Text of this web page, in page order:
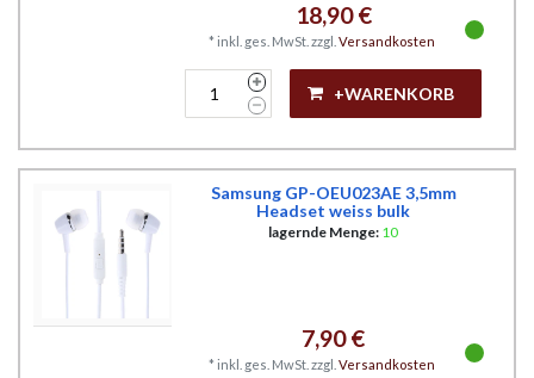
18,90 €
* inkl. ges. MwSt. zzgl. Versandkosten
+WARENKORB
Samsung GP-OEU023AE 3,5mm
Headset weiss bulk
lagernde Menge: 10
7,90 €
* inkl. ges. MwSt. zzgl. Versandkosten